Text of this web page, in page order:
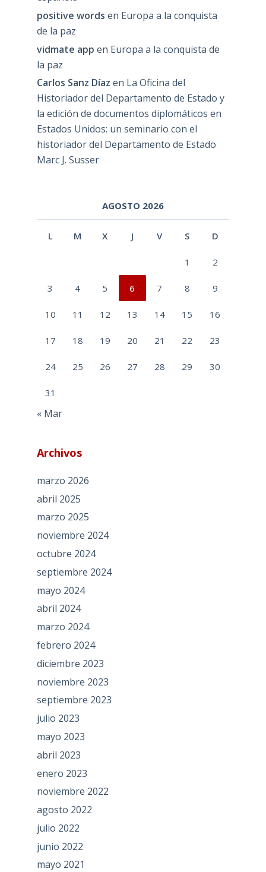
positive words en Europa a la conquista
de la paz
vidmate app en Europa a la conquista de
la paz
Carlos Sanz Díaz en La Oficina del
Historiador del Departamento de Estado y
la edición de documentos diplomáticos en
Estados Unidos: un seminario con el
historiador del Departamento de Estado
Marc J. Susser
AGOSTO 2026
L M X J V S D
1 2
3 4 5 6 7 8 9
10 11 12 13 14 15 16
17 18 19 20 21 22 23
24 25 26 27 28 29 30
31
« Mar
Archivos
marzo 2026
abril 2025
marzo 2025
noviembre 2024
octubre 2024
septiembre 2024
mayo 2024
abril 2024
marzo 2024
febrero 2024
diciembre 2023
noviembre 2023
septiembre 2023
julio 2023
mayo 2023
abril 2023
enero 2023
noviembre 2022
agosto 2022
julio 2022
junio 2022
mayo 2021